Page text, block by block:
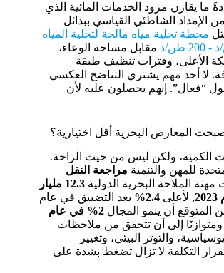
ما يقارن مزود الخدمات المائية الذي
الإمداد الشاطئي القياسي ببدائل
محطة تحلية مياه مالحة لتحلية المياه
مقابل مساحة الوعاء،
الأعلى، وفترات تنظيف طبقة
لا أحد مهم يشتري التناضح العكسي
“فعال”. إنهم يحصلون عليه لأن
المعارض البحرية أقل اختيارية؟
الكمية، ولكن ليس من حيث الراحة.
للمهن والتنمية مراجعة النقل
الملاحة البحرية الدولية
12.3 مليار
, لأعلى 2.4%
بعد التضييق في عام
2% في عام
إلى أن تتحقق من ملاحظات
والتوتر البيئي، وتغيير
التكلفة لا تزال تضغط بشدة على